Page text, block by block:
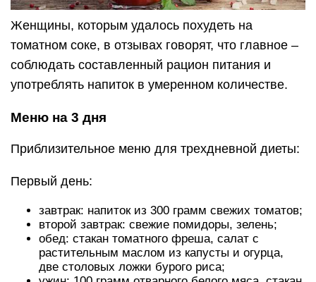
Третий день:
завтрак: стакан помидорного напитка, творог с